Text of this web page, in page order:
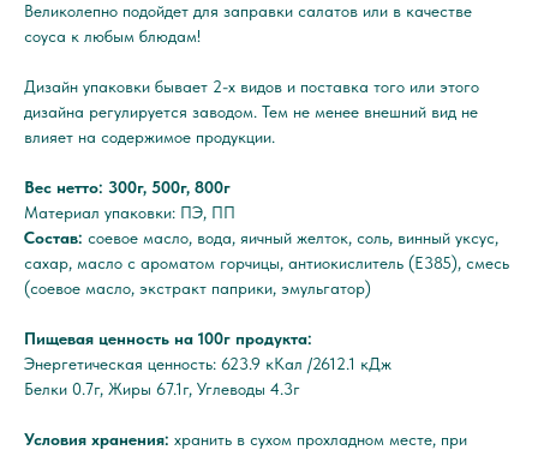
Великолепно подойдет для заправки салатов или в качестве
соуса к любым блюдам!
Дизайн упаковки бывает 2-х видов и поставка того или этого
дизайна регулируется заводом. Тем не менее внешний вид не
влияет на содержимое продукции.
Вес нетто: 300г, 500г, 800г
Материал упаковки: ПЭ, ПП
Состав: соевое масло, вода, яичный желток, соль, винный уксус,
сахар, масло с ароматом горчицы, антиокислитель (Е385), смесь
(соевое масло, экстракт паприки, эмульгатор)
Пищевая ценность на 100г продукта:
Энергетическая ценность: 623.9 кКал /2612.1 кДж
Белки 0.7г, Жиры 67.1г, Углеводы 4.3г
Условия хранения: хранить в сухом прохладном месте, при